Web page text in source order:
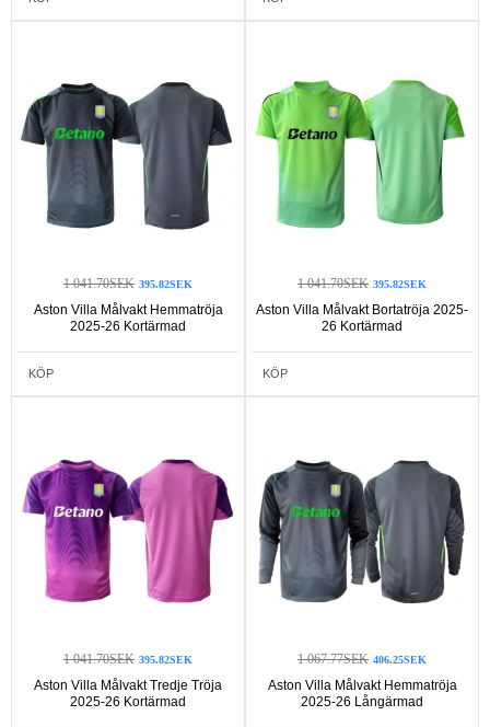
1 041.70SEK 395.82SEK
Aston Villa Målvakt Hemmatröja
2025-26 Kortärmad
KÖP
1 041.70SEK 395.82SEK
Aston Villa Målvakt Bortatröja 2025-
26 Kortärmad
KÖP
1 041.70SEK 395.82SEK
Aston Villa Målvakt Tredje Tröja
2025-26 Kortärmad
1 067.77SEK 406.25SEK
Aston Villa Målvakt Hemmatröja
2025-26 Långärmad